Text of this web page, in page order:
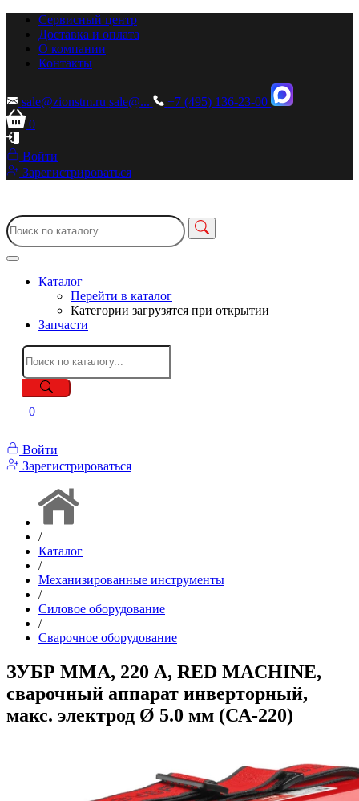
Сервисный центр
Доставка и оплата
О компании
Контакты
sale@zionstm.ru sale@...
+7 (495) 136-23-00
0
Войти
Зарегистрироваться
Каталог
Перейти в каталог
Категории загрузятся при открытии
Запчасти
0
Войти
Зарегистрироваться
/
Каталог
/
Механизированные инструменты
/
Силовое оборудование
/
Сварочное оборудование
ЗУБР ММА, 220 А, RED MACHINE,
сварочный аппарат инверторный,
макс. электрод Ø 5.0 мм (СА-220)